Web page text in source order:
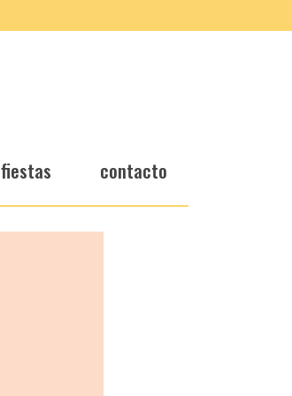
fiestas contacto